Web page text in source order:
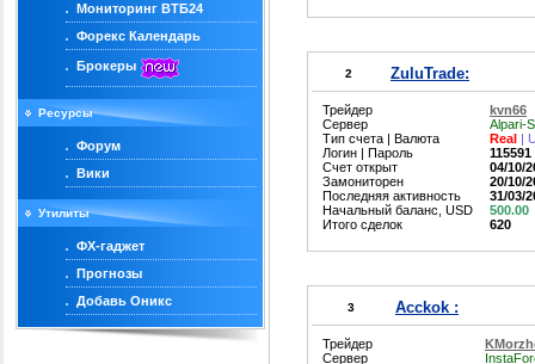
Мониторинг ВТБ24
Форекс Календарь
Брокеры
Ресурсы
Форум
Вики
Утилиты
ФХ-гаджет
Прогнозы
Добавь Оникс
2 ZuluTrade:
Трейдер
Сервер
Тип счета | Валюта
Логин | Пароль
Счет открыт
Замониторен
Последняя активность
Начальный баланс, USD
Итого сделок
kvn66
Alpari-
Real |
115591
04/10/
20/10/
31/03/
500.00
620
3 Acckok :
Трейдер
Сервер